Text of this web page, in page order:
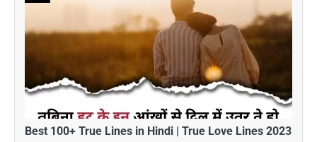
Best 100+ True Lines in Hindi | True Love Lines 2023